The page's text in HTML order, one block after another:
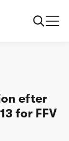
efter
for FFV